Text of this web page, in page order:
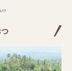
い♡